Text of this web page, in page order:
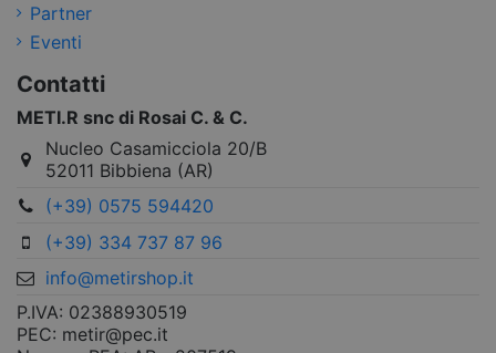
Partner
Eventi
Contatti
METI.R snc di Rosai C. & C.
Nucleo Casamicciola 20/B
52011 Bibbiena (AR)
(+39) 0575 594420
(+39) 334 737 87 96
info@metirshop.it
P.IVA: 02388930519
PEC: metir@pec.it